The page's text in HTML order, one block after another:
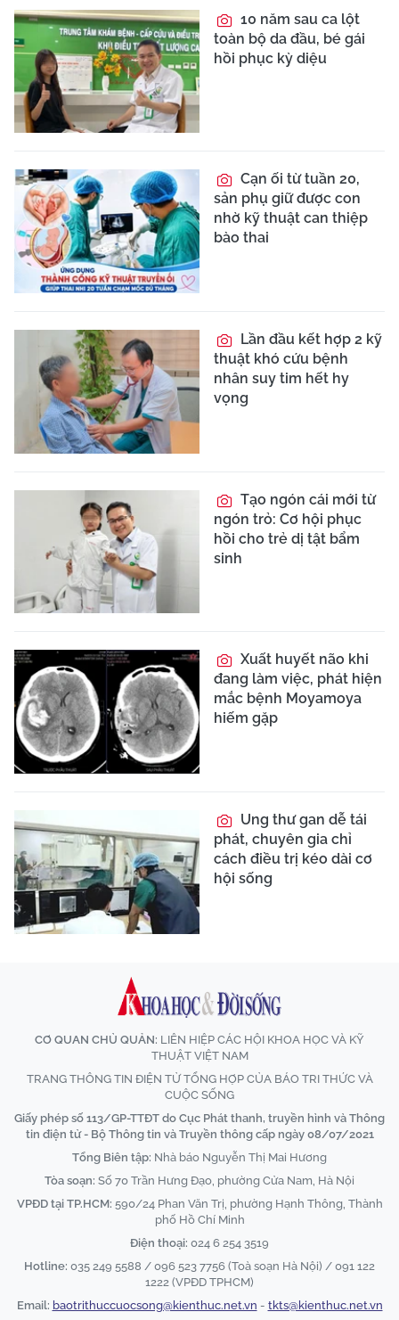
10 năm sau ca lột
toàn bộ da đầu, bé gái
hồi phục kỳ diệu
Cạn ối từ tuần 20,
sản phụ giữ được con
nhờ kỹ thuật can thiệp
bào thai
Lần đầu kết hợp 2 kỹ
thuật khó cứu bệnh
nhân suy tim hết hy
vọng
Tạo ngón cái mới từ
ngón trỏ: Cơ hội phục
hồi cho trẻ dị tật bẩm
sinh
Xuất huyết não khi
đang làm việc, phát hiện
mắc bệnh Moyamoya
hiếm gặp
Ung thư gan dễ tái
phát, chuyên gia chỉ
cách điều trị kéo dài cơ
hội sống
CƠ QUAN CHỦ QUẢN: LIÊN HIỆP CÁC HỘI KHOA HỌC VÀ KỸ
THUẬT VIỆT NAM
TRANG THÔNG TIN ĐIỆN TỬ TỔNG HỢP CỦA BÁO TRI THỨC VÀ
CUỘC SỐNG
Giấy phép số 113/GP-TTĐT do Cục Phát thanh, truyền hình và Thông
tin điện tử - Bộ Thông tin và Truyền thông cấp ngày 08/07/2021
Tổng Biên tập: Nhà báo Nguyễn Thị Mai Hương
Tòa soạn: Số 70 Trần Hưng Đạo, phường Cửa Nam, Hà Nội
VPĐD tại TP.HCM: 590/24 Phan Văn Trị, phường Hạnh Thông, Thành
phố Hồ Chí Minh
Điện thoại: 024 6 254 3519
Hotline: 035 249 5588 / 096 523 7756 (Toà soạn Hà Nội) / 091 122
1222 (VPĐD TPHCM)
Email: baotrithuccuocsong@kienthuc.net.vn - tkts@kienthuc.net.vn